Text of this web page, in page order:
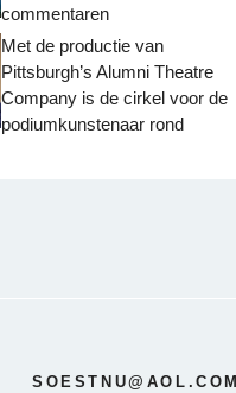
commentaren
Met de productie van
Pittsburgh’s Alumni Theatre
Company is de cirkel voor de
podiumkunstenaar rond
SOESTNU@AOL.COM